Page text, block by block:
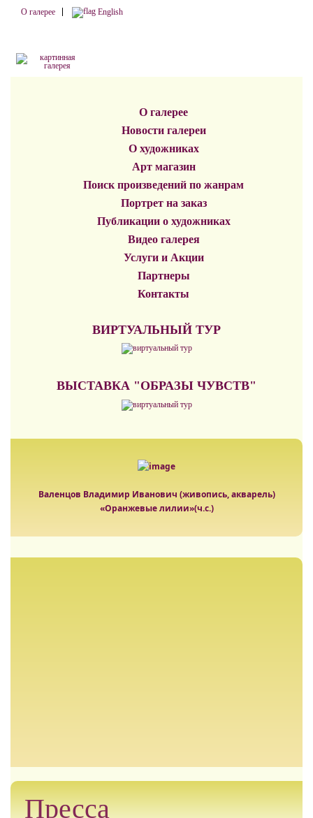
О галерее English
О галерее
Новости галереи
О художниках
Арт магазин
Поиск произведений по жанрам
Портрет на заказ
Публикации о художниках
Видео галерея
Услуги и Акции
Партнеры
Контакты
ВИРТУАЛЬНЫЙ ТУР
ВЫСТАВКА "ОБРАЗЫ ЧУВСТВ"
Валенцов Владимир Иванович (живопись, акварель)
«Оранжевые лилии»(ч.с.)
Пресса